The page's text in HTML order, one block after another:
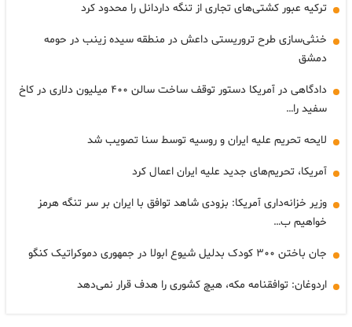
ترکیه عبور کشتی‌های تجاری از تنگه داردانل را محدود کرد
خنثی‌سازی طرح تروریستی داعش در منطقه سیده زینب در حومه
دمشق
دادگاهی در آمریکا دستور توقف ساخت سالن ۴۰۰ میلیون دلاری در کاخ
سفید را…
لایحه تحریم علیه ایران و روسیه توسط سنا تصویب شد
آمریکا، تحریم‌های جدید علیه ایران اعمال کرد
وزیر خزانه‌داری آمریکا: بزودی شاهد توافق با ایران بر سر تنگه هرمز
خواهیم ب…
جان باختن ۳۰۰ کودک بدلیل شیوع ابولا در جمهوری دموکراتیک کنگو
اردوغان: توافقنامه مکه، هیچ کشوری را هدف قرار نمی‌دهد